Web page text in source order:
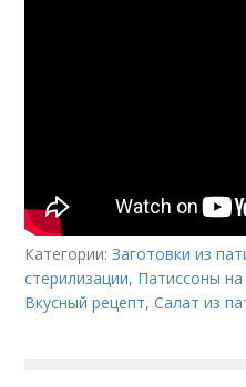
Категории:Заготовки из
стерилизации, Патиссоны
Вкусный рецепт,Салат из